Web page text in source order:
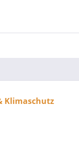
Klimaschutz